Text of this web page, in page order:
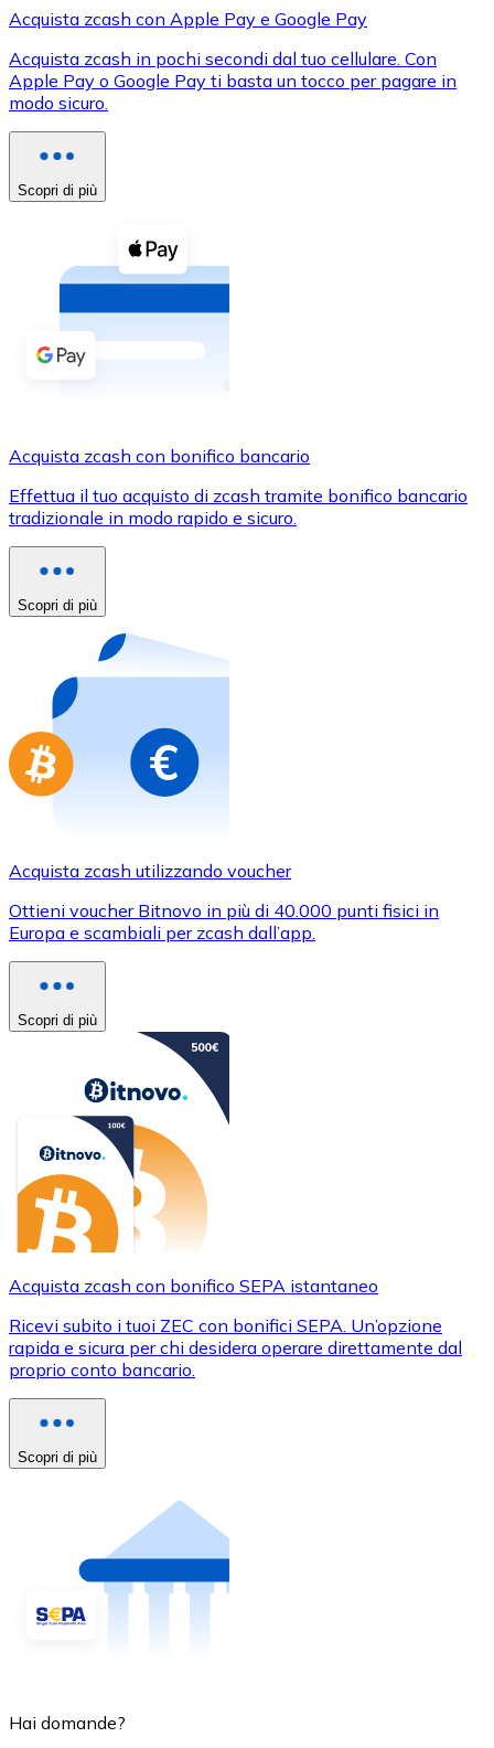
XRP
XRP
Vedi tutto
Buoni cripto
Acquista criptovalute in contanti e altri mezzi di
Acquista con contanti
Bonifico SEPA
Usa le carte Visa e Mastercard per acquistare
Acquista con carta
Acquista gift card dei tuoi marchi preferiti con
Vai al negozio di carte regalo
Acquista zcash con Apple Pay e Google Pay
Acquista zcash in pochi secondi dal tuo cellulare. Con
Apple Pay o Google Pay ti basta un tocco per pagare in
modo sicuro.
Scopri di più
Acquista zcash con bonifico bancario
Effettua il tuo acquisto di zcash tramite bonifico bancario
tradizionale in modo rapido e sicuro.
Scopri di più
Acquista zcash utilizzando voucher
Ottieni voucher Bitnovo in più di 40.000 punti fisici in
Europa e scambiali per zcash dall’app.
Scopri di più
Acquista zcash con bonifico SEPA istantaneo
Ricevi subito i tuoi ZEC con bonifici SEPA. Un’opzione
rapida e sicura per chi desidera operare direttamente dal
proprio conto bancario.
Scopri di più
Hai domande?